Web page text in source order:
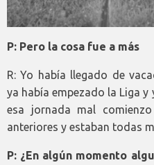
P: Pero la cosa fue a más
R: Yo había llegado de
ya había empezado la Liga
esa jornada mal
anteriores y estaban todas
P: ¿En algún momento